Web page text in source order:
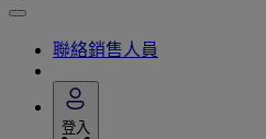
聯絡銷售人員
登入